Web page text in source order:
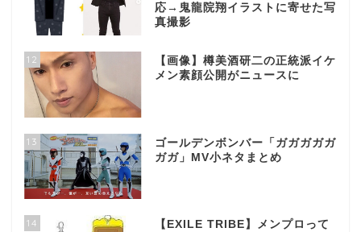
応→鬼龍院翔イラストに寄せた写
真撮影
12
【画像】樽美酒研二の正統派イケ
メン素顔公開がニュースに
13
ゴールデンボンバー「ガガガガガ
ガガ」MV小ネタまとめ
14
【EXILE TRIBE】メンプロって